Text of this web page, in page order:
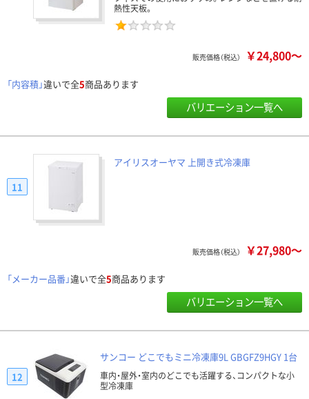
熱性天板。
販売価格（税込） ￥24,800～
「内容積」違いで全5商品あります
バリエーション一覧へ
アイリスオーヤマ 上開き式冷凍庫
11
販売価格（税込） ￥27,980～
「メーカー品番」違いで全5商品あります
バリエーション一覧へ
サンコー どこでもミニ冷凍庫9L GBGFZ9HGY 1台
車内・屋外・室内のどこでも活躍する、コンパクトな小
型冷凍庫
12